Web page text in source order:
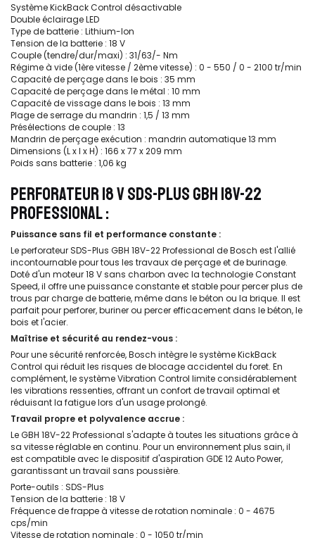
Système KickBack Control désactivable
Double éclairage LED
Type de batterie : Lithium-Ion
Tension de la batterie : 18 V
Couple (tendre/dur/maxi) : 31/63/- Nm
Régime à vide (1ère vitesse / 2ème vitesse) : 0 - 550 / 0 - 2100 tr/min
Capacité de perçage dans le bois : 35 mm
Capacité de perçage dans le métal : 10 mm
Capacité de vissage dans le bois : 13 mm
Plage de serrage du mandrin : 1,5 / 13 mm
Présélections de couple : 13
Mandrin de perçage exécution : mandrin automatique 13 mm
Dimensions (L x l x H) : 166 x 77 x 209 mm
Poids sans batterie : 1,06 kg
PERFORATEUR 18 V SDS-PLUS GBH 18V-22
PROFESSIONAL :
Puissance sans fil et performance constante :
Le perforateur SDS-Plus GBH 18V-22 Professional de Bosch est l'allié
incontournable pour tous les travaux de perçage et de burinage.
Doté d'un moteur 18 V sans charbon avec la technologie Constant
Speed, il offre une puissance constante et stable pour percer plus de
trous par charge de batterie, même dans le béton ou la brique. Il est
parfait pour perforer, buriner ou percer efficacement dans le béton, le
bois et l'acier.
Maîtrise et sécurité au rendez-vous :
Pour une sécurité renforcée, Bosch intègre le système KickBack
Control qui réduit les risques de blocage accidentel du foret. En
complément, le système Vibration Control limite considérablement
les vibrations ressenties, offrant un confort de travail optimal et
réduisant la fatigue lors d'un usage prolongé.
Travail propre et polyvalence accrue :
Le GBH 18V-22 Professional s'adapte à toutes les situations grâce à
sa vitesse réglable en continu. Pour un environnement plus sain, il
est compatible avec le dispositif d'aspiration GDE 12 Auto Power,
garantissant un travail sans poussière.
Porte-outils : SDS-Plus
Tension de la batterie : 18 V
Fréquence de frappe à vitesse de rotation nominale : 0 - 4675
cps/min
Vitesse de rotation nominale : 0 - 1050 tr/min